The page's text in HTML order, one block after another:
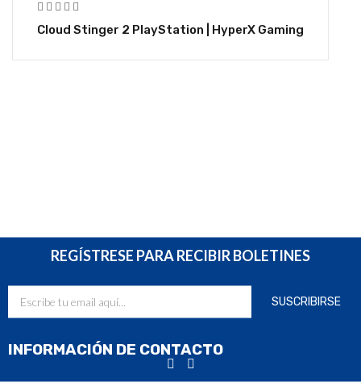
Cloud Stinger 2 PlayStation | HyperX Gaming
REGÍSTRESE PARA RECIBIR BOLETINES
INFORMACIÓN DE CONTACTO